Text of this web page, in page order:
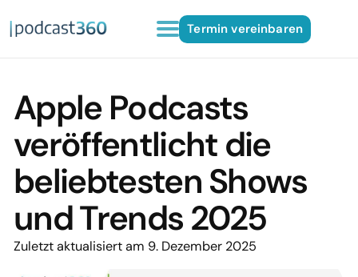
Termin vereinbaren
Apple Podcasts
veröffentlicht die
beliebtesten Shows
und Trends 2025
Zuletzt aktualisiert am 9. Dezember 2025